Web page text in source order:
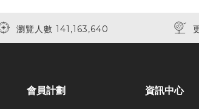
瀏覽人數 141,163,640
會員計劃 資訊中心